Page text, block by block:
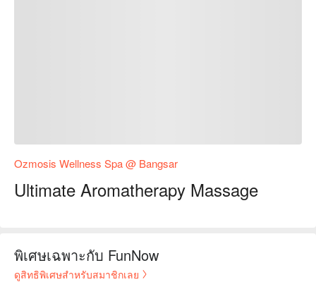
Ozmosis Wellness Spa @ Bangsar
Ultimate Aromatherapy Massage
พิเศษเฉพาะกับ FunNow
ดูสิทธิพิเศษสำหรับสมาชิกเลย